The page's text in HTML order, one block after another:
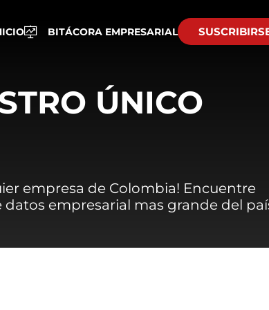
BITÁCORA EMPRESARIAL
ÚNICO
empresa de Colombia! Encuentre
datos empresarial mas grande del